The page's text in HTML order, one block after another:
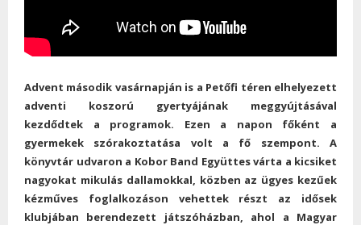
Advent második vasárnapján is a Petőfi téren elhelyezett
adventi koszorú gyertyájának meggyújtásával
kezdődtek a programok. Ezen a napon főként a
gyermekek szórakoztatása volt a fő szempont. A
könyvtár udvaron a Kobor Band Együttes várta a kicsiket
nagyokat mikulás dallamokkal, közben az ügyes kezűek
kézműves foglalkozáson vehettek részt az idősek
klubjában berendezett játszóházban, ahol a Magyar